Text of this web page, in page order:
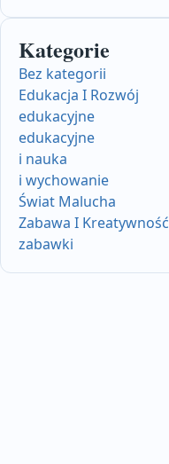
Kategorie
Bez kategorii
Edukacja I Rozwój
edukacyjne
edukacyjne
i nauka
i wychowanie
Świat Malucha
Zabawa I Kreatywność
zabawki